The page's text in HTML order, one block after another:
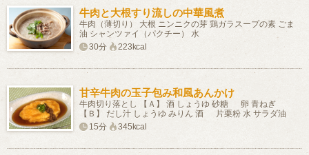
牛肉と大根すり流しの中華風煮
牛肉（薄切り） 大根 ニンニクの芽 鶏ガラスープの素 ごま
油 シャンツァイ（パクチー） 水
30分
223kcal
甘辛牛肉の玉子包み和風あんかけ
牛肉切り落とし 【Ａ】 酒 しょうゆ 砂糖 卵 青ねぎ
【Ｂ】 だし汁 しょうゆ みりん 酒 片栗粉 水 サラダ油
15分
345kcal